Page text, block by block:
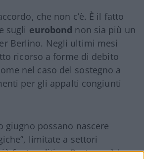
che non c’è. È il fatto
sugli eurobond non sia più un
Berlino. Negli ultimi mesi
ricorso a forme di debito
nel caso del sostegno a
per gli appalti congiunti
giugno possano nascere
limitate a settori
fantapolitica. Resta però la